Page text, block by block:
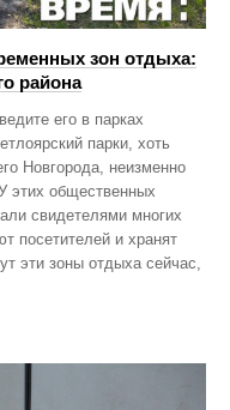
зон отдыха:
района
его в парках
парки, хоть
Новгорода, неизменно
этих общественных
свидетелями многих
посетителей и хранят
эти зоны отдыха сейчас,